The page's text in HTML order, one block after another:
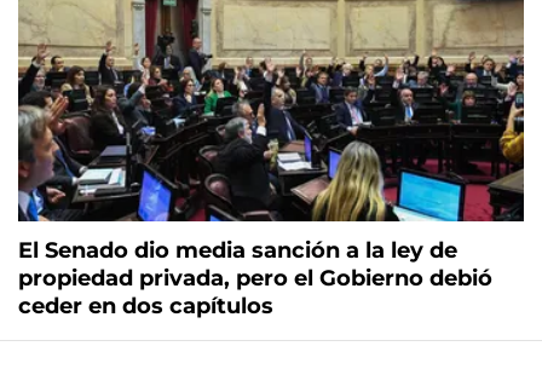
El Senado dio media sanción a la ley de
propiedad privada, pero el Gobierno debió
ceder en dos capítulos